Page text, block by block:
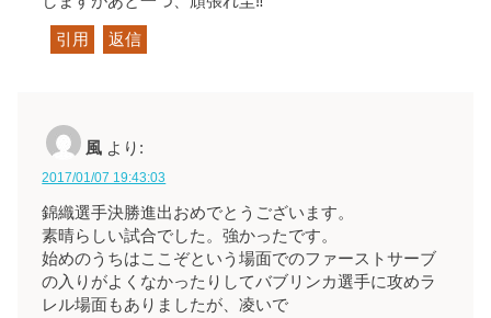
引用 返信
風 より:
2017/01/07 19:43:03
錦織選手決勝進出おめでとうございます。
素晴らしい試合でした。強かったです。
始めのうちはここぞという場面でのファーストサーブ
の入りがよくなかったりしてバブリンカ選手に攻めラ
レル場面もありましたが、凌いで